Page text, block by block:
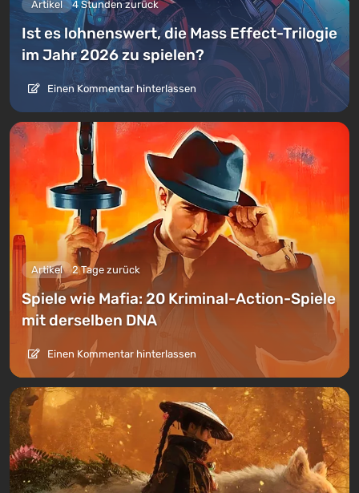
Artikel 4 Stunden zurück
Ist es lohnenswert, die Mass Effect-Trilogie
im Jahr 2026 zu spielen?
Einen Kommentar hinterlassen
Artikel 2 Tage zurück
Spiele wie Mafia: 20 Kriminal-Action-Spiele
mit derselben DNA
Einen Kommentar hinterlassen